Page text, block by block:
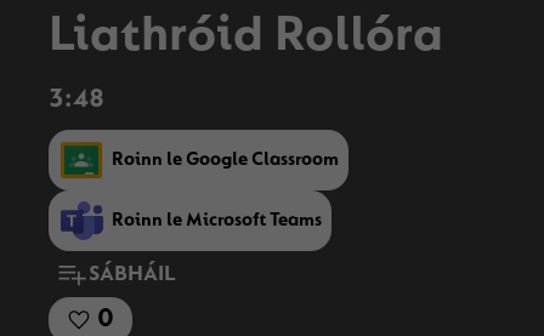
Video
Liathróid Rollóra
3:48
Roinn le Google Classroom
Roinn le Microsoft Teams
SÁBHÁIL
0